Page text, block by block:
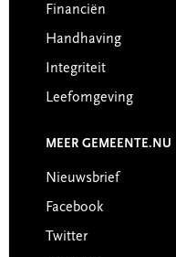
Financiën
Handhaving
Integriteit
Leefomgeving
MEER GEMEENTE.NU
Nieuwsbrief
Facebook
Twitter